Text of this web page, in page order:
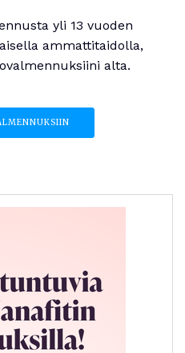
yli 13 vuoden
ammattitaidolla,
alta.